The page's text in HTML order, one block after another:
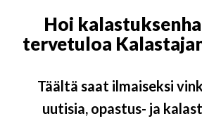
Hoi
tervetuloa
Täältä saat ilmaiseksi
uutisia, opastus- ja